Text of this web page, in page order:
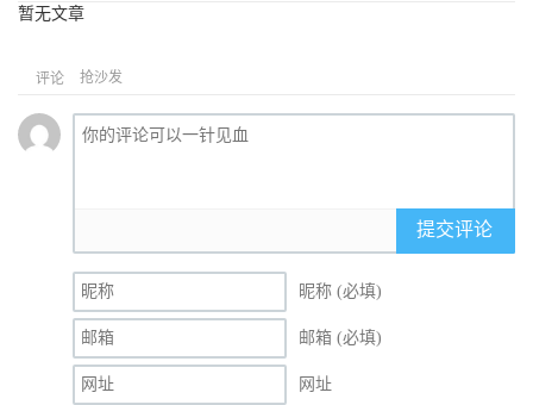
暂无文章
评论 抢沙发
提交评论
昵称 (必填)
邮箱 (必填)
网址